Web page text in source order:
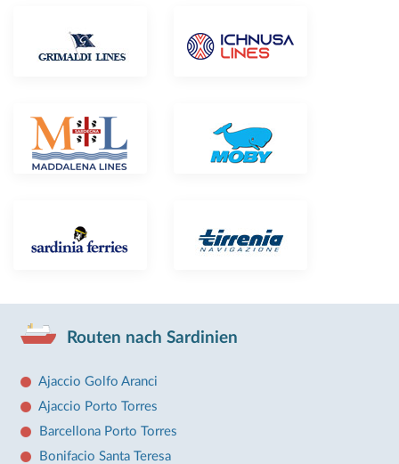
Routen nach Sardinien
Ajaccio Golfo Aranci
Ajaccio Porto Torres
Barcellona Porto Torres
Bonifacio Santa Teresa